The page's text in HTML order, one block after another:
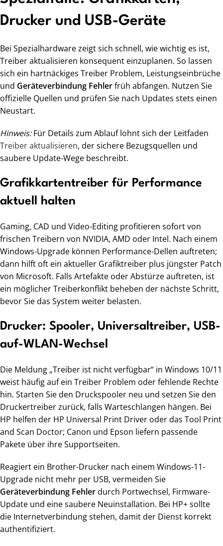
Drucker und USB-Geräte
Bei Spezialhardware zeigt sich schnell, wie wichtig es ist,
Treiber aktualisieren konsequent einzuplanen. So lassen
sich ein hartnäckiges Treiber Problem, Leistungseinbrüche
und Geräteverbindung Fehlerfrüh abfangen. Nutzen Sie
offizielle Quellen und prüfen Sie nach Updates stets einen
Neustart.
Hinweis:Für Details zum Ablauf lohnt sich der Leitfaden
Treiber aktualisieren, der sichere Bezugsquellen und
saubere Update-Wege beschreibt.
Grafikkartentreiber für Performance
aktuell halten
Gaming, CAD und Video-Editing profitieren sofort von
frischen Treibern von NVIDIA, AMD oder Intel. Nach einem
Windows-Upgrade können Performance-Dellen auftreten;
dann hilft oft ein aktueller Grafiktreiber plus jüngster Patch
von Microsoft. Falls Artefakte oder Abstürze auftreten, ist
ein möglicher Treiberkonflikt beheben der nächste Schritt,
bevor Sie das System weiter belasten.
Drucker: Spooler, Universaltreiber, USB-
auf-WLAN-Wechsel
Die Meldung „Treiber ist nicht verfügbar“ in Windows 10/11
weist häufig auf ein Treiber Problem oder fehlende Rechte
hin. Starten Sie den Druckspooler neu und setzen Sie den
Druckertreiber zurück, falls Warteschlangen hängen. Bei
HP helfen der HP Universal Print Driver oder das Tool Print
and Scan Doctor; Canon und Epson liefern passende
Pakete über ihre Supportseiten.
Reagiert ein Brother-Drucker nach einem Windows-11-
Upgrade nicht mehr per USB, vermeiden Sie
Geräteverbindung Fehlerdurch Portwechsel, Firmware-
Update und eine saubere Neuinstallation. Bei HP+ sollte
die Internetverbindung stehen, damit der Dienst korrekt
authentifiziert.